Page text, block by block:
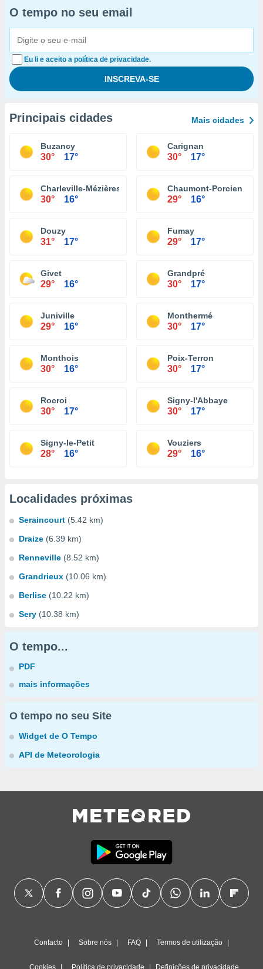
O tempo no seu email
Eu li e aceito a política de privacidade.
Principais cidades Mais cidades
Buzancy
30° 17°
Carignan
30° 17°
Charleville-Mézières
30° 16°
Chaumont-Porcien
29° 16°
Douzy
31° 17°
Fumay
29° 17°
Givet
29° 16°
Grandpré
30° 17°
Juniville
29° 16°
Monthermé
30° 17°
Monthois
30° 16°
Poix-Terron
30° 17°
Rocroi
30° 17°
Signy-l'Abbaye
30° 17°
Signy-le-Petit
28° 16°
Vouziers
29° 16°
Localidades próximas
Seraincourt (5.42 km)
Draize (6.39 km)
Renneville (8.52 km)
Grandrieux (10.06 km)
Berlise (10.22 km)
Sery (10.38 km)
O tempo...
PDF
mais informações
O tempo no seu Site
Widget de O Tempo
API de Meteorologia
Contacto Sobre nós FAQ Termos de utilização
Cookies Política de privacidade Definições de privacidade